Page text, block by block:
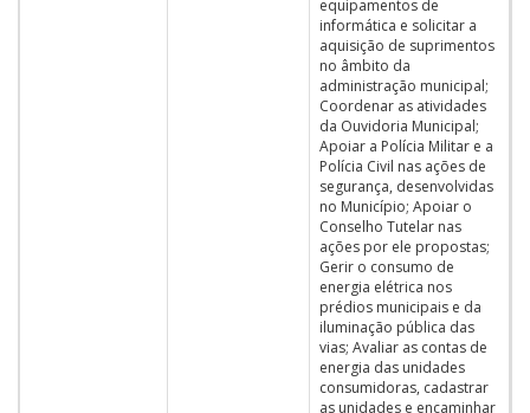
equipamentos de
informática e solicitar a
aquisição de suprimentos
no âmbito da
administração municipal;
Coordenar as atividades
da Ouvidoria Municipal;
Apoiar a Polícia Militar e a
Polícia Civil nas ações de
segurança, desenvolvidas
no Município; Apoiar o
Conselho Tutelar nas
ações por ele propostas;
Gerir o consumo de
energia elétrica nos
prédios municipais e da
iluminação pública das
vias; Avaliar as contas de
energia das unidades
consumidoras, cadastrar
as unidades e encaminhar